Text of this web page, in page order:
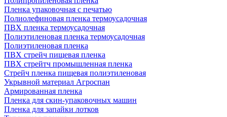
Пленка упаковочная с печатью
Полиолефиновая пленка термоусадочная
ПВХ пленка термоусадочная
Полиэтиленовая пленка термоусадочная
Полиэтиленовая пленка
ПВХ стрейч пищевая пленка
ПВХ стрейтч промышленная пленка
Стрейч пленка пищевая полиэтиленовая
Укрывной материал Агроспан
Армированная пленка
Пленка для скин-упаковочных машин
Пленка для запайки лотков